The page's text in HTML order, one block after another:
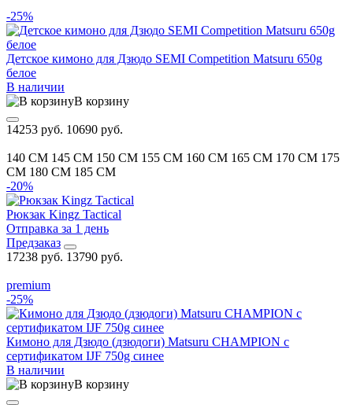
-25%
Детское кимоно для Дзюдо SEMI Competition Matsuru 650g
белое
В наличии
В корзину
14253 руб. 10690 руб.
140 CM 145 CM 150 CM 155 CM 160 CM 165 CM 170 CM 175
CM 180 CM 185 CM
-20%
Рюкзак Kingz Tactical
Отправка за 1 день
Предзаказ
17238 руб. 13790 руб.
premium
-25%
Кимоно для Дзюдо (дзюдоги) Matsuru CHAMPION с
сертификатом IJF 750g синее
В наличии
В корзину